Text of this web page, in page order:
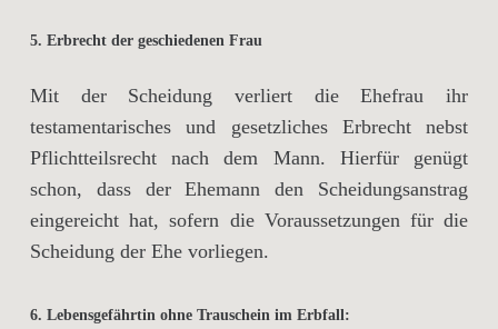
5. Erbrecht der geschiedenen Frau
Mit der Scheidung verliert die Ehefrau ihr
testamentarisches und gesetzliches Erbrecht nebst
Pflichtteilsrecht nach dem Mann. Hierfür genügt
schon, dass der Ehemann den Scheidungsanstrag
eingereicht hat, sofern die Voraussetzungen für die
Scheidung der Ehe vorliegen.
6. Lebensgefährtin ohne Trauschein im Erbfall: